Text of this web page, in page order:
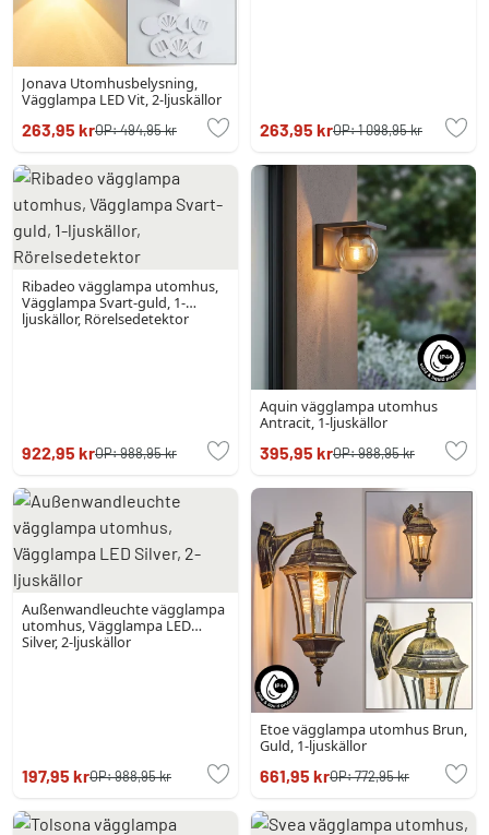
Jonava Utomhusbelysning,
Vägglampa LED Vit, 2-ljuskällor
263,95 krOP:494,95 kr 263,95 krOP:1 098,95 kr
Ribadeo vägglampa utomhus,
Vägglampa Svart-guld, 1-
ljuskällor, Rörelsedetektor
922,95 krOP:988,95 kr
Aquin vägglampa utomhus
Antracit, 1-ljuskällor
395,95 krOP:988,95 kr
Außenwandleuchte vägglampa
utomhus, Vägglampa LED
Silver, 2-ljuskällor
197,95 krOP:988,95 kr
Etoe vägglampa utomhus Brun,
Guld, 1-ljuskällor
661,95 krOP:772,95 kr